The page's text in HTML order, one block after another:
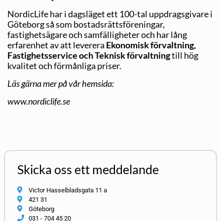
NordicLife har i dagsläget ett 100-tal uppdragsgivare i
Göteborg så som bostadsrättsföreningar,
fastighetsägare och samfälligheter och har lång
erfarenhet av att leverera Ekonomisk förvaltning,
Fastighetsservice och Teknisk förvaltningtill hög
kvalitet och förmånliga priser.
Läs gärna mer på vår hemsida:
www.nordiclife.se
Skicka oss ett meddelande
Victor Hasselbladsgata 11 a
421 31
Göteborg
031 - 704 45 20